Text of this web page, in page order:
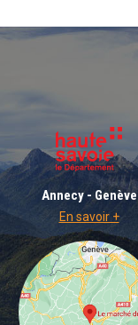
Annecy - Genève
En savoir +